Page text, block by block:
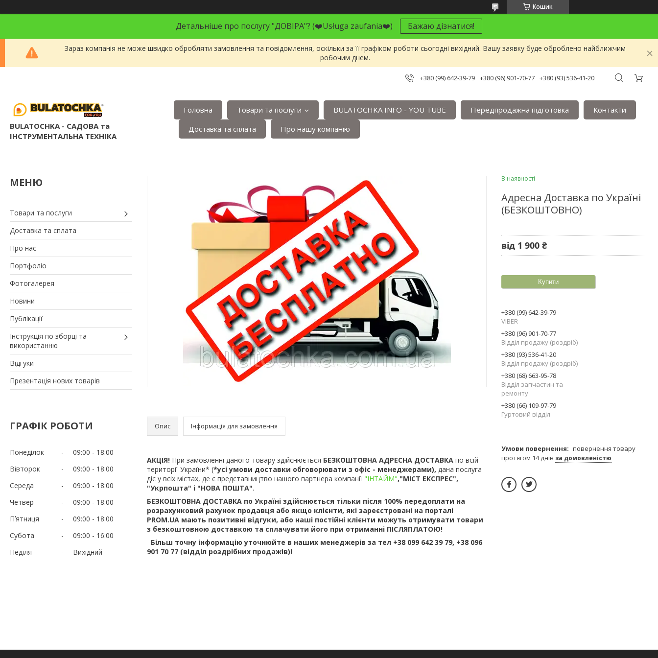
Кошик
Детальніше про послугу "ДОВІРА"? (❤️Usługa zaufania❤️) Бажаю дізнатися!
Зараз компанія не може швидко обробляти замовлення та повідомлення, оскільки за її графіком роботи сьогодні вихідний. Вашу заявку буде оброблено найближчим
робочим днем.
+380 (99) 642-39-79 +380 (96) 901-70-77 +380 (93) 536-41-20
BULATOCHKA - САДОВА та
ІНСТРУМЕНТАЛЬНА ТЕХНІКА
Головна Товари та послуги BULATOCHKA INFO - YOU TUBE Передпродажна підготовка
Контакти
Доставка та сплата
Про нашу компанію
Товари та послуги
Доставка та сплата
Про нас
Портфоліо
Фотогалерея
Новини
Публікації
Інструкція по зборці та
використанню
Відгуки
Презентація нових товарів
ГРАФІК РОБОТИ
Понеділок 09:00
18:00
Вівторок
09:00
18:00
Середа
09:00
18:00
Четвер
09:00
18:00
Пʼятниця
09:00
18:00
Субота
09:00
16:00
Неділя
Вихідний
Опис Інформація для замовлення
АКЦІЯ! При замовленні даного товару здійснюється БЕЗКОШТОВНА АДРЕСНА ДОСТАВКА по всій
території України* (*усі умови доставки обговорювати з офіс - менеджерами), дана послуга
діє у всіх містах, де є представництво нашого партнера компанії "ІНТАЙМ","МІСТ ЕКСПРЕС",
"Укрпошта" і "НОВА ПОШТА".
БЕЗКОШТОВНА ДОСТАВКА по Україні здійснюється тільки після 100% передоплати на
розрахунковий рахунок продавця або якщо клієнти, які зареєстровані на порталі
PROM.UA мають позитивні відгуки, або наші постійні клієнти можуть отримувати товари
з безкоштовною доставкою та сплачувати його при отриманні ПІСЛЯПЛАТОЮ!
Більш точну інформацію уточнюйте в наших менеджерів за тел +38 099 642 39 79, +38 096
901 70 77 (відділ роздрібних продажів)!
В наявності
Адресна Доставка по Україні
(БЕЗКОШТОВНО)
від 1 900 ₴
Купити
+380 (99) 642-39-79
VIBER
+380 (96) 901-70-77
Відділ продажу (роздріб)
+380 (93) 536-41-20
Відділ продажу (роздріб)
+380 (68) 663-95-78
Відділ запчастин та
ремонту
+380 (66) 109-97-79
Гуртовий відділ
повернення товару
протягом 14 днів за домовленістю